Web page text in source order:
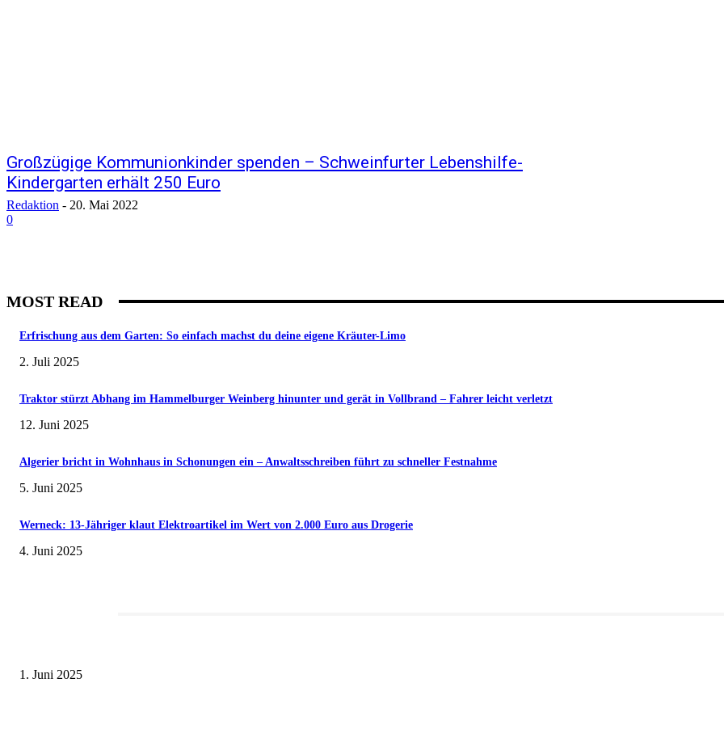
Großzügige Kommunionkinder spenden – Schweinfurter Lebenshilfe-
Kindergarten erhält 250 Euro
Redaktion - 20. Mai 2022
0
MOST READ
Erfrischung aus dem Garten: So einfach machst du deine eigene Kräuter-Limo
2. Juli 2025
Traktor stürzt Abhang im Hammelburger Weinberg hinunter und gerät in Vollbrand – Fahrer leicht verletzt
12. Juni 2025
Algerier bricht in Wohnhaus in Schonungen ein – Anwaltsschreiben führt zu schneller Festnahme
5. Juni 2025
Werneck: 13-Jähriger klaut Elektroartikel im Wert von 2.000 Euro aus Drogerie
4. Juni 2025
1. Juni 2025